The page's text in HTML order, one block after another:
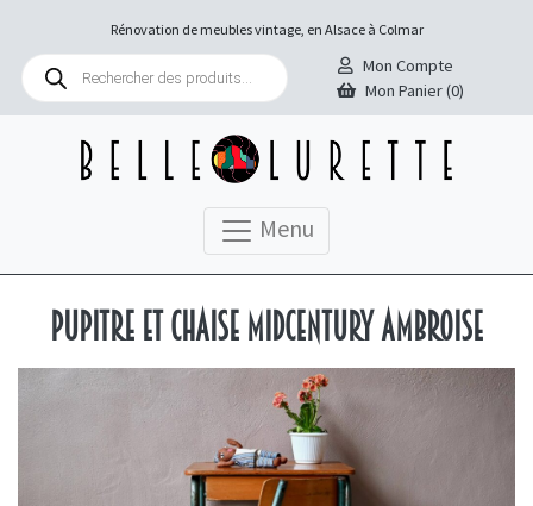
Rénovation de meubles vintage, en Alsace à Colmar
Recherche
produits
Mon Compte
Mon Panier (0)
Menu
Pupitre et chaise midcentury Ambroise